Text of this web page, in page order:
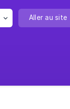
Aller au site